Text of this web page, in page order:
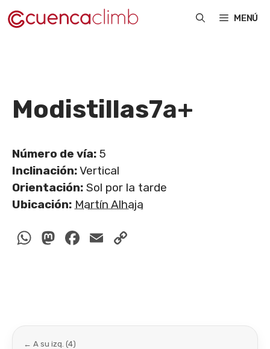
Saltar
al
MENÚ
Modistillas7a+
Número de vía: 5
Inclinación:Vertical
Orientación: Sol por la tarde
Ubicación: Martín Alhaja
WhatsApp
Mastodon
Facebook
Email
← A su izq. (4)